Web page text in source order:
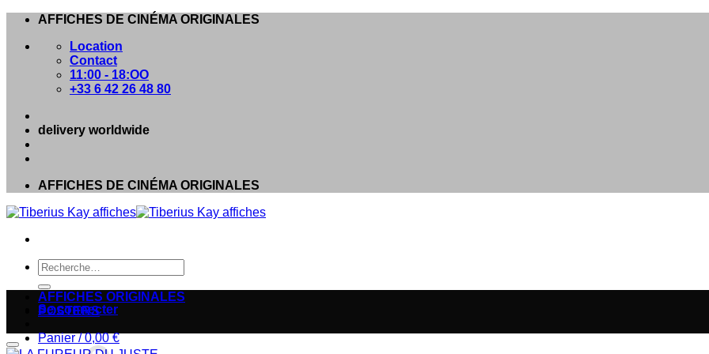
Passer
contenu
AFFICHES DE CINÉMA ORIGINALES
Location
Contact
11:00 - 18:OO
+33 6 42 26 48 80
delivery worldwide
AFFICHES DE CINÉMA ORIGINALES
Recherche
pour :
Se connecter
Panier /0,00€
AFFICHES ORIGINALES
POSTERS